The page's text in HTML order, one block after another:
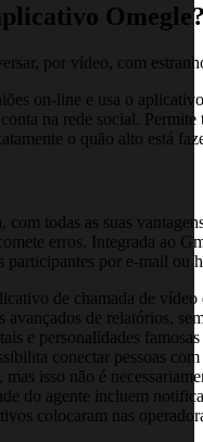
por vídeo, com
on-line e usa o
na rede social.
o quão alto está
com todas as suas
erros. Integrada ao
por e-mail ou
de chamada de
avançados de relatórios,
e personalidades
conectar pessoas
isso não é
do agente incluem
colocaram nas